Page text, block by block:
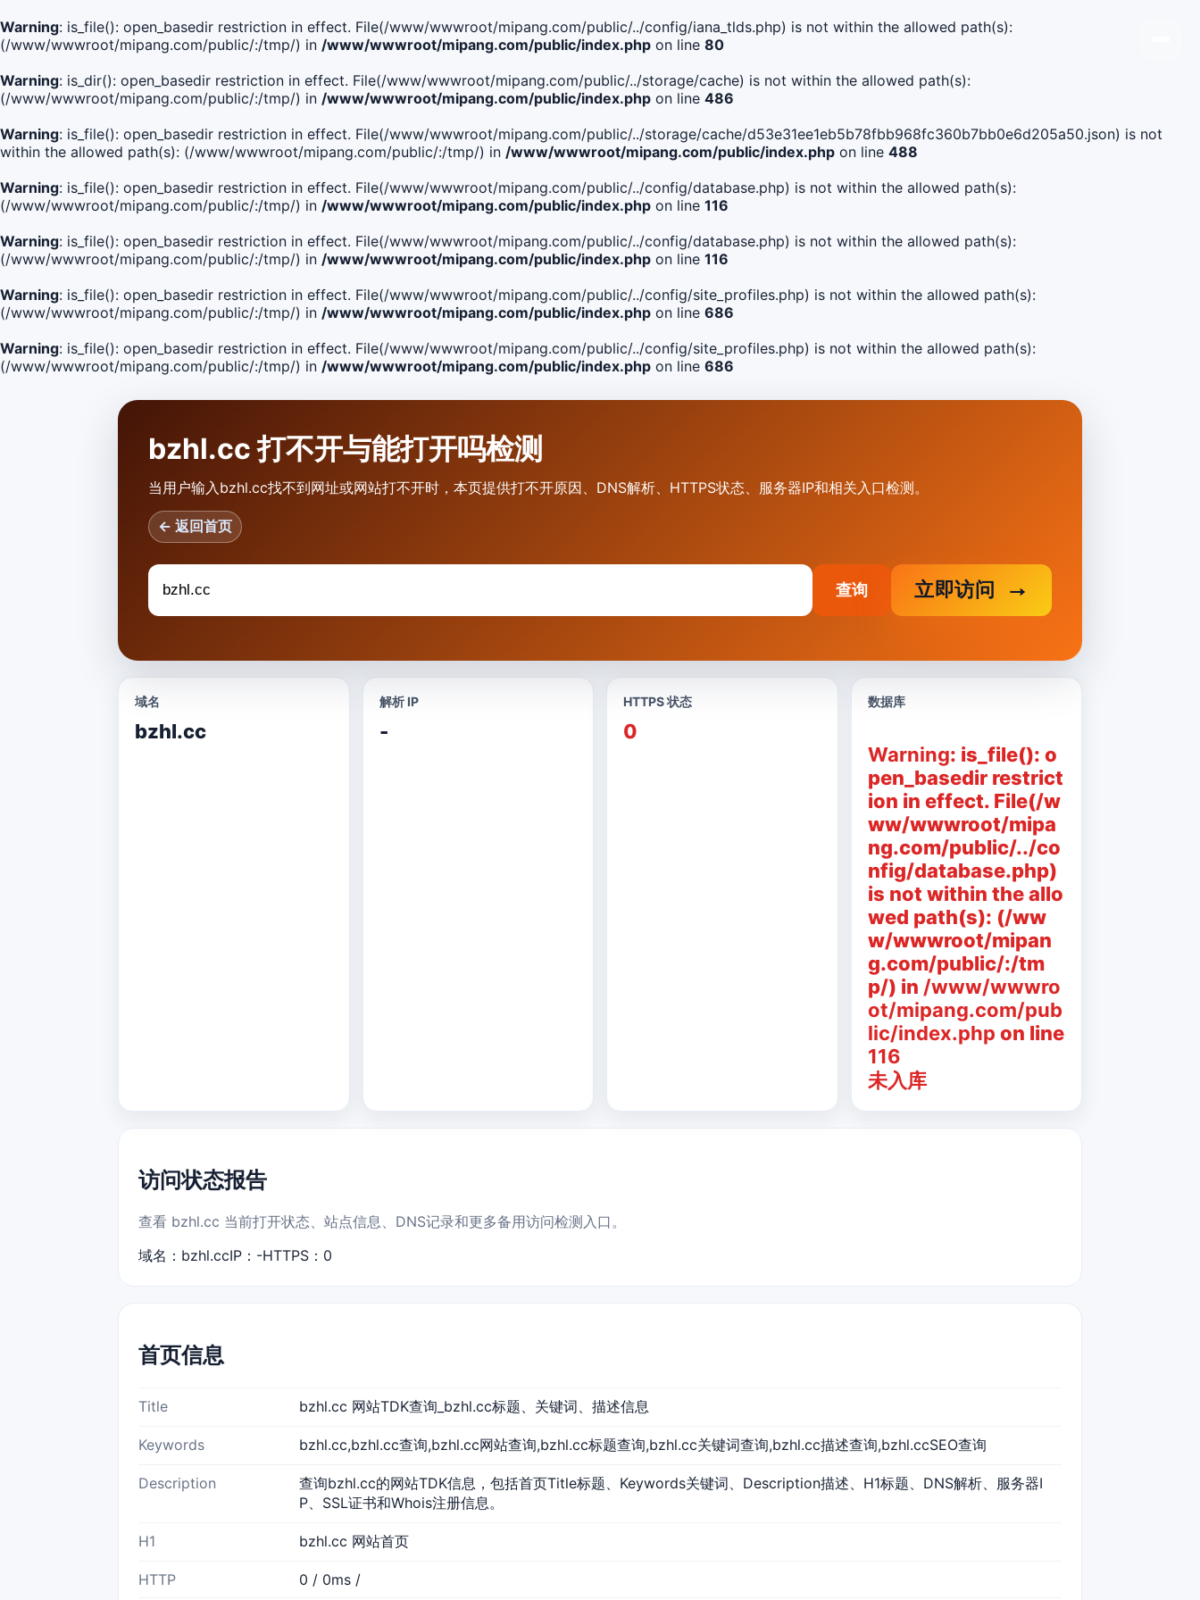
Warning: is_file(): open_basedir restriction in effect. File(/www/wwwroot/mipang.com/public/../config/iana_tlds.php) is not within the allowed path(s):
(/www/wwwroot/mipang.com/public/:/tmp/) in /www/wwwroot/mipang.com/public/index.php on line 80
Warning: is_dir(): open_basedir restriction in effect. File(/www/wwwroot/mipang.com/public/../storage/cache) is not within the allowed path(s):
(/www/wwwroot/mipang.com/public/:/tmp/) in /www/wwwroot/mipang.com/public/index.php on line 486
Warning: is_file(): open_basedir restriction in effect. File(/www/wwwroot/mipang.com/public/../storage/cache/d53e31ee1eb5b78fbb968fc360b7bb0e6d205a50.json) is not
within the allowed path(s): (/www/wwwroot/mipang.com/public/:/tmp/) in /www/wwwroot/mipang.com/public/index.php on line 488
Warning: is_file(): open_basedir restriction in effect. File(/www/wwwroot/mipang.com/public/../config/database.php) is not within the allowed path(s):
(/www/wwwroot/mipang.com/public/:/tmp/) in /www/wwwroot/mipang.com/public/index.php on line 116
Warning: is_file(): open_basedir restriction in effect. File(/www/wwwroot/mipang.com/public/../config/database.php) is not within the allowed path(s):
(/www/wwwroot/mipang.com/public/:/tmp/) in /www/wwwroot/mipang.com/public/index.php on line 116
Warning: is_file(): open_basedir restriction in effect. File(/www/wwwroot/mipang.com/public/../config/site_profiles.php) is not within the allowed path(s):
(/www/wwwroot/mipang.com/public/:/tmp/) in /www/wwwroot/mipang.com/public/index.php on line 686
Warning: is_file(): open_basedir restriction in effect. File(/www/wwwroot/mipang.com/public/../config/site_profiles.php) is not within the allowed path(s):
(/www/wwwroot/mipang.com/public/:/tmp/) in /www/wwwroot/mipang.com/public/index.php on line 686
bzhl.cc 打不开与能打开吗检测
当用户输入bzhl.cc找不到网址或网站打不开时，本页提供打不开原因、DNS解析、HTTPS状态、服务器IP和相关入口检测。
← 返回首页
查询 立即访问
域名
bzhl.cc
解析 IP
-
HTTPS 状态
0
数据库
Warning: is_file(): o
pen_basedir restrict
ion in effect. File(/w
ww/wwwroot/mipa
ng.com/public/../co
nfig/database.php)
is not within the allo
wed path(s): (/ww
w/wwwroot/mipan
g.com/public/:/tm
p/) in /www/wwwro
ot/mipang.com/pub
lic/index.php on line
116
未入库
访问状态报告
查看 bzhl.cc 当前打开状态、站点信息、DNS记录和更多备用访问检测入口。
域名：bzhl.ccIP：-HTTPS：0
首页信息
Title bzhl.cc 网站TDK查询_bzhl.cc标题、关键词、描述信息
Keywords bzhl.cc,bzhl.cc查询,bzhl.cc网站查询,bzhl.cc标题查询,bzhl.cc关键词查询,bzhl.cc描述查询,bzhl.ccSEO查询
Description
查询bzhl.cc的网站TDK信息，包括首页Title标题、Keywords关键词、Description描述、H1标题、DNS解析、服务器I
P、SSL证书和Whois注册信息。
H1 bzhl.cc 网站首页
HTTP 0 / 0ms /